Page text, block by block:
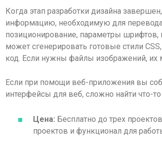
Когда этап разработки дизайна
информацию, необходимую для
позиционирование, параметры
может сгенерировать готовые стили
код. Если нужны файлы изображений, их
Если при помощи веб-приложения вы
интерфейсы для веб, сложно найти что-
Цена: Бесплатно до трех
проектов и функционал для